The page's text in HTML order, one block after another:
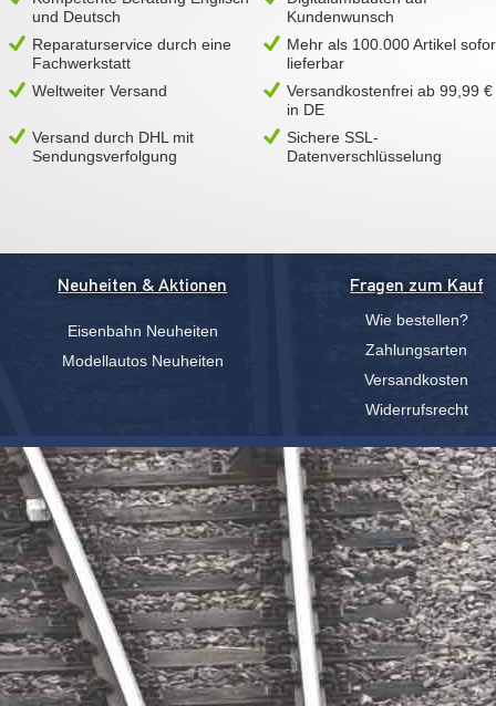
und Deutsch
Kundenwunsch
Reparaturservice durch eine
Fachwerkstatt
Mehr als 100.000 Artikel
lieferbar
Weltweiter Versand
Versandkostenfrei ab 99,99 €
in DE
Versand durch DHL mit
Sendungsverfolgung
Sichere SSL-
Datenverschlüsselung
Neuheiten & Aktionen
Eisenbahn Neuheiten
Modellautos Neuheiten
Fragen zum Kauf
Wie bestellen?
Zahlungsarten
Versandkosten
Widerrufsrecht